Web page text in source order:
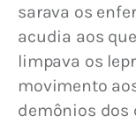
sarava os
acudia aos
limpava os
movimento
demônios dos